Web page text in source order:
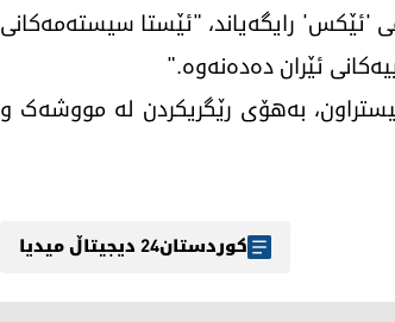
'ئێکس' رایگەیاند، "ئێستا سیستەمەکانی
ئێران دەدەنەوە."
بەهۆی رێگریکردن لە مووشەک و
کوردستان24 دیجیتاڵ میدیا